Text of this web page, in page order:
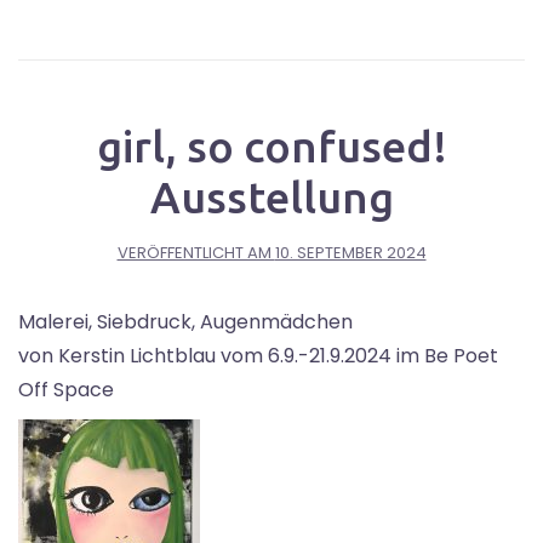
girl, so confused!
Ausstellung
VERÖFFENTLICHT AM 10. SEPTEMBER 2024
Malerei, Siebdruck, Augenmädchen
von Kerstin Lichtblau vom 6.9.-21.9.2024 im Be Poet
Off Space